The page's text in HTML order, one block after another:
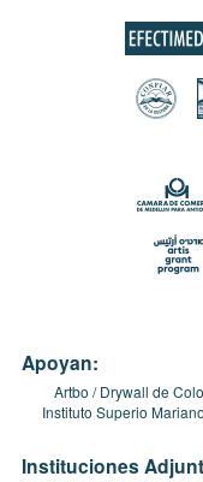
Apoyan:
Artbo Drywall de
Instituto Superio
Instituciones